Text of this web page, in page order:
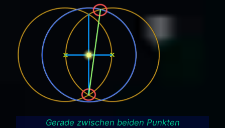
Gerade zwischen beiden Punkten